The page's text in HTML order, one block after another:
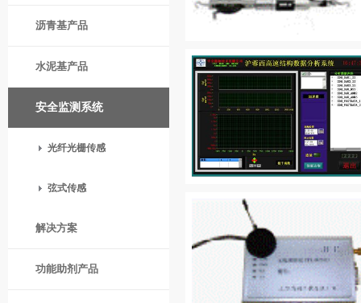
沥青基产品
水泥基产品
安全监测系统
光纤光栅传感
弦式传感
解决方案
功能助剂产品